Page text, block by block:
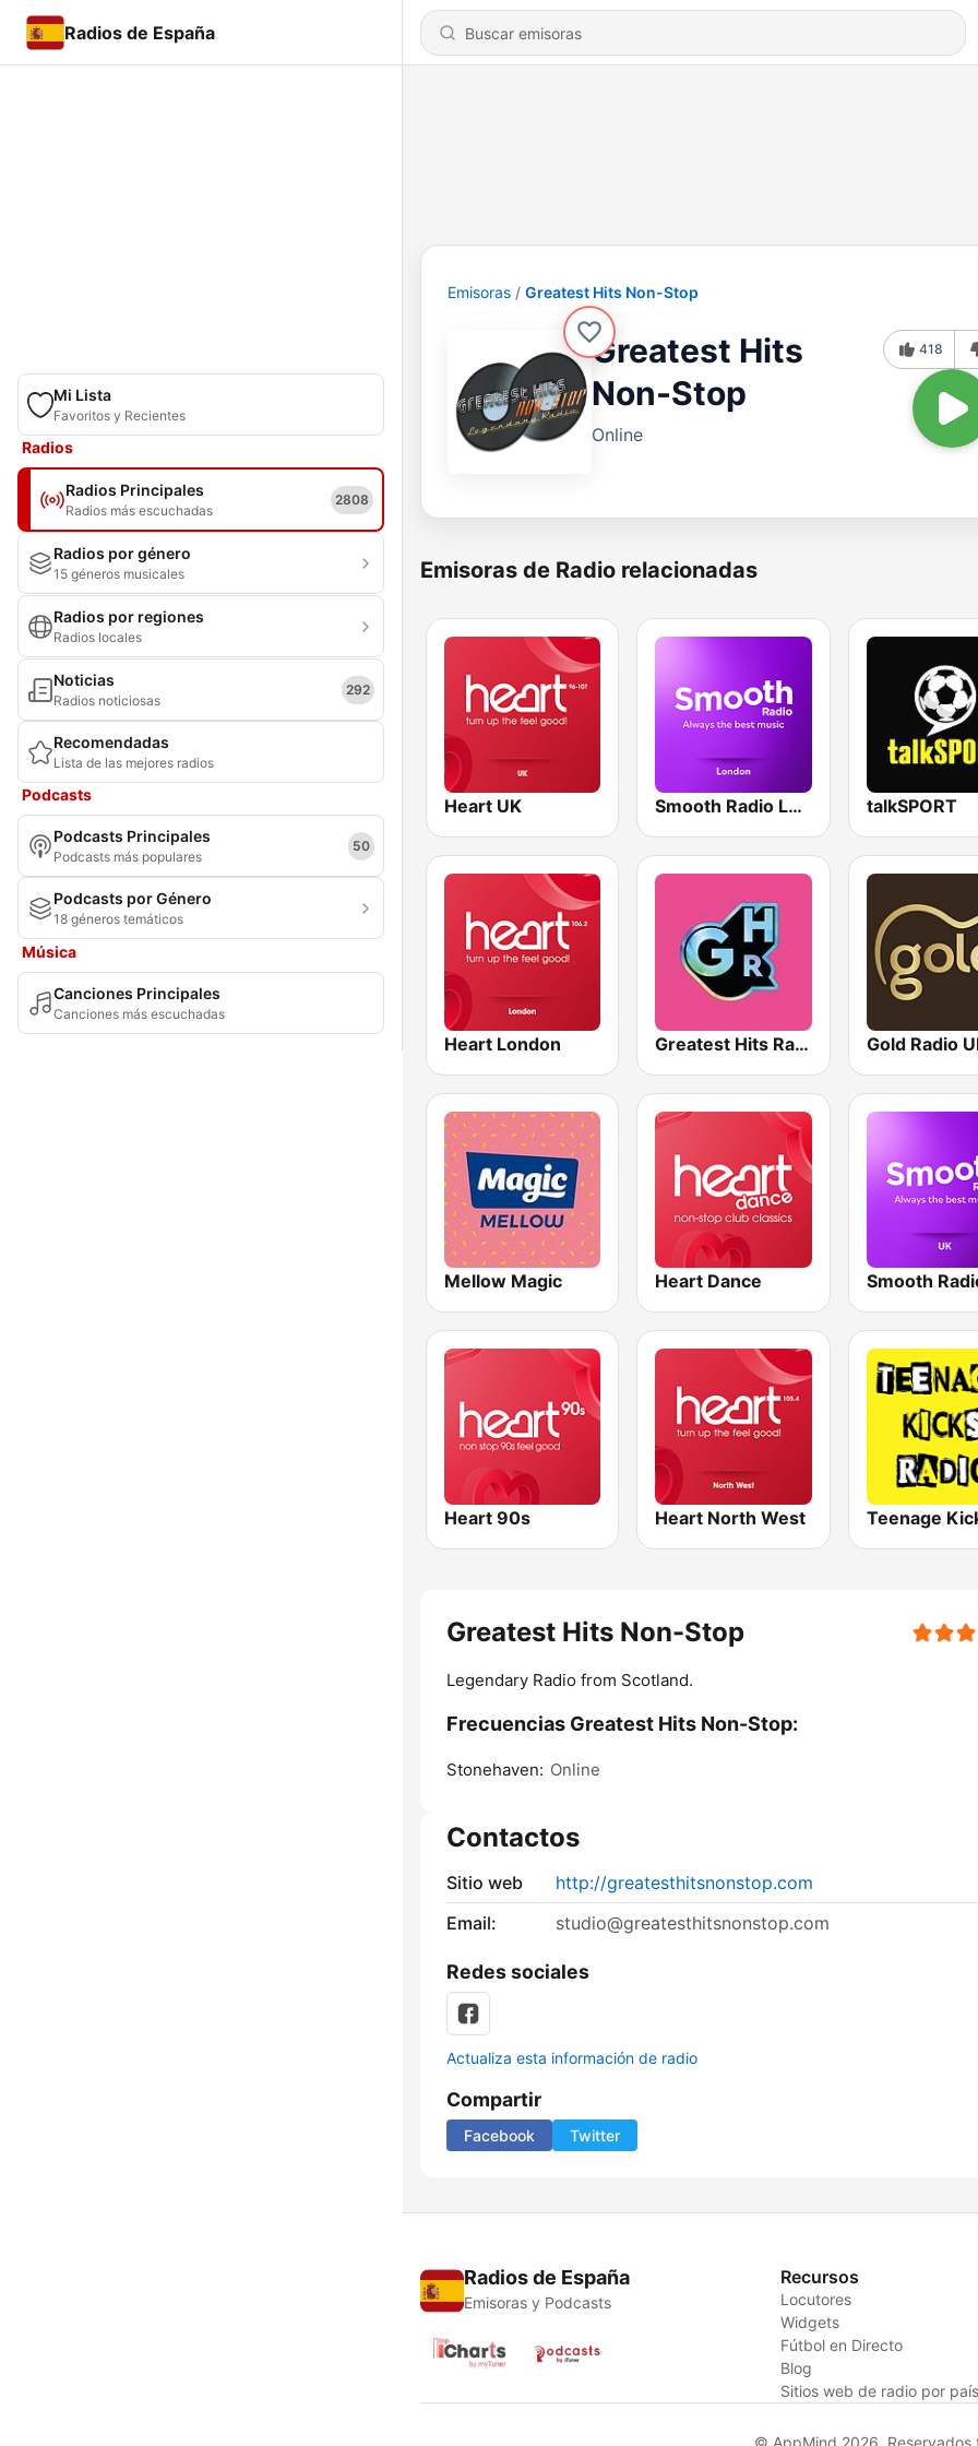
Radios de España
Mi Lista
Favoritos y Recientes
Radios
Radios Principales
Radios más escuchadas
2808
Radios por género
15 géneros musicales
Radios por regiones
Radios locales
Noticias
Radios noticiosas
292
Recomendadas
Lista de las mejores radios
Podcasts
Podcasts Principales
Podcasts más populares
50
Podcasts por Género
18 géneros temáticos
Música
Canciones Principales
Canciones más escuchadas
Emisoras Greatest Hits Non-Stop
Greatest Hits
Non-Stop
Online
418
Emisoras de Radio relacionadas
Heart UK Smooth Radio London talkSPORT
Heart London Greatest Hits Radio South Coast Gold Radio
Mellow Magic Heart Dance Smooth
Heart 90s Heart North West
Greatest Hits Non-Stop
Legendary Radio from Scotland.
Frecuencias Greatest Hits Non-Stop:
Stonehaven: Online
Contactos
Sitio web
http://greatesthitsnonstop.com
Email:
studio@greatesthitsnonstop.com
Redes sociales
Actualiza esta información de radio
Compartir
Facebook Twitter
Radios de España
Emisoras y Podcasts
Recursos
Locutores
Widgets
Fútbol en Directo
Blog
Sitios web de radio por país